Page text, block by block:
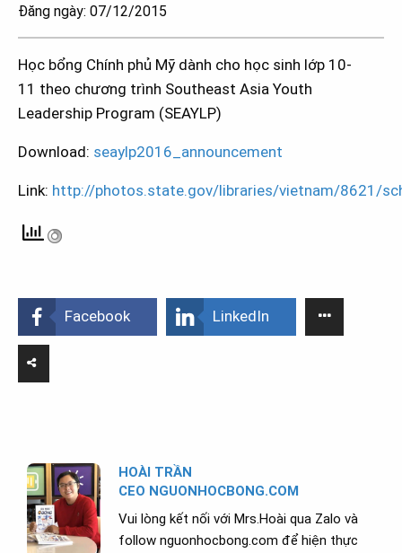
Đăng ngày: 07/12/2015
Học bổng Chính phủ Mỹ dành cho học sinh lớp 10-
11 theo chương trình Southeast Asia Youth
Leadership Program (SEAYLP)
Download: seaylp2016_announcement
Link: http://photos.state.gov/libraries/vietnam/8621/
Facebook LinkedIn
HOÀI TRẦN
CEO NGUONHOCBONG.COM
Vui lòng kết nối với Mrs.Hoài qua Zalo và
follow nguonhocbong.com để hiện thực